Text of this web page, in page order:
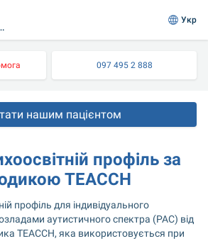
Укр
097 495 2 888
нашим пацієнтом
профіль за
ТЕАССН
профіль для індивідуального
аутистичного спектра (РАС) від
ТЕАССН, яка використовується при